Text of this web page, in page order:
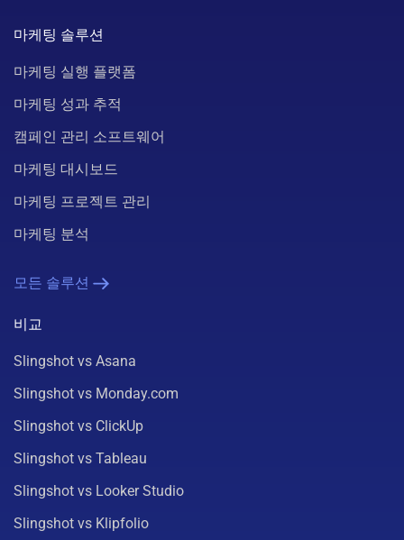
마케팅 솔루션
마케팅 실행 플랫폼
마케팅 성과 추적
캠페인 관리 소프트웨어
마케팅 대시보드
마케팅 프로젝트 관리
마케팅 분석
모든 솔루션
비교
Slingshot vs Asana
Slingshot vs Monday.com
Slingshot vs ClickUp
Slingshot vs Tableau
Slingshot vs Looker Studio
Slingshot vs Klipfolio